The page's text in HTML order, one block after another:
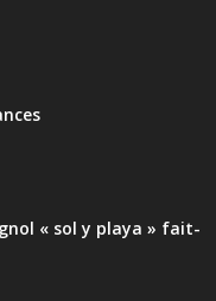
« sol y playa » fait-